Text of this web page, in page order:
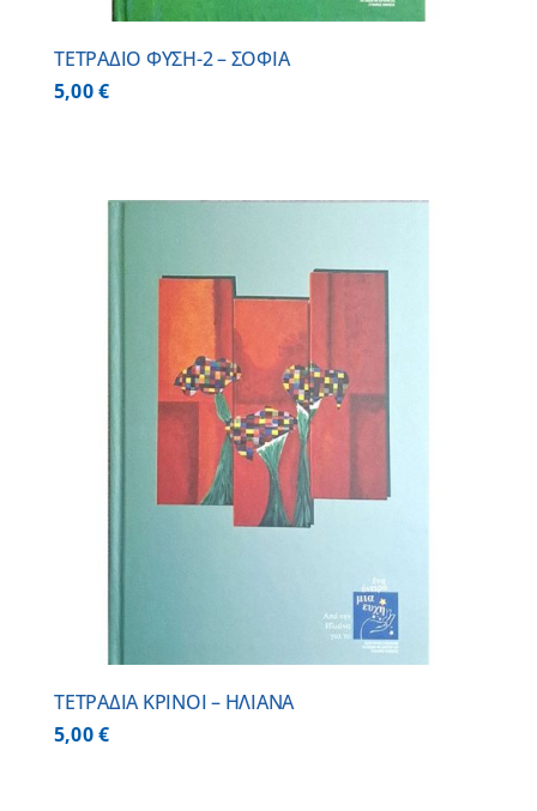
ΤΕΤΡΑΔΙΟ ΦΥΣΗ-2 – ΣΟΦΙΑ
5,00€
ΤΕΤΡΑΔΙΑ ΚΡΙΝΟΙ – ΗΛΙΑΝΑ
5,00€